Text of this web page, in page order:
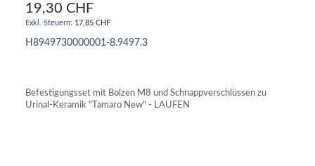
19,30 CHF
17,85 CHF
H8949730000001-8.9497.3
Befestigungsset mit Bolzen M8 und Schnappverschlüssen zu
Urinal-Keramik "Tamaro New" - LAUFEN